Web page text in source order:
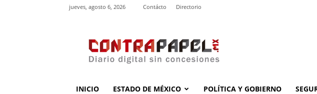
jueves, agosto 6, 2026 Contácto Directorio
INICIO ESTADO DE MÉXICO POLÍTICA Y GOBIERNO